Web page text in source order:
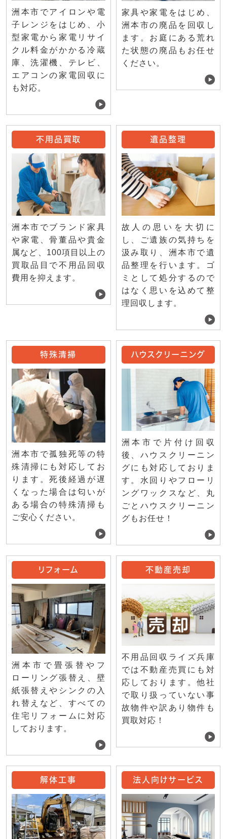
洲本市でアイロンや電
子レンジをはじめ、小
型家電から家電リサイ
クル料金がかかる冷蔵
庫、洗濯機、テレビ、
エアコンの家電回収に
も対応。
家具や家電をはじめ、
洲本市の廃品を回収し
ます。お庭にある荒れ
た状態の廃品もお任せ
ください。
不用品買取
洲本市でブランド家具
や家電、骨董品や貴金
属など、100項目以上の
買取品目で不用品回収
費用を抑えます。
遺品整理
故人の思いを大切に
し、ご遺族の気持ちを
汲み取り、洲本市で遺
品整理を行います。ゴ
ミとして処分するので
はなく思いを込めて整
理回収します。
特殊清掃
洲本市で孤独死等の特
殊清掃にも対応してお
ります。死後経過が遅
くなった場合は匂いが
ある場合の特殊清掃も
ご安心ください。
ハウスクリーニング
洲本市で片付け回収
後、ハウスクリーニン
グにも対応しておりま
す。水回りやフローリ
ングワックスなど、丸
ごとハウスクリーニン
グもお任せ！
リフォーム
洲本市で畳張替やフ
ローリング張替え、壁
紙張替えやシンクの入
れ替えなど、すべての
住宅リフォームに対応
しております。
不動産売却
不用品回収ライズ兵庫
では不動産売買にも対
応しております。他社
で取り扱っていない事
故物件や訳あり物件も
買取対応！
解体工事 法人向けサービス